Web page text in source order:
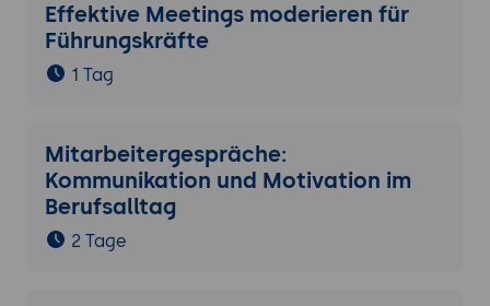
Effektive Meetings moderieren für
Führungskräfte
1 Tag
Mitarbeitergespräche:
Kommunikation und Motivation im
Berufsalltag
2 Tage